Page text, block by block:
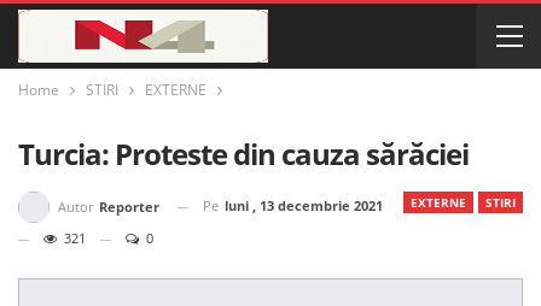
Home STIRI EXTERNE
Turcia: Proteste din cauza sărăciei
EXTERNE STIRI
Autor Reporter Pe luni , 13 decembrie 2021
321
0